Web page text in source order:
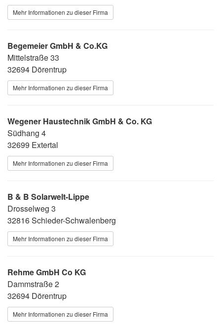
Mehr Informationen zu dieser Firma
Begemeier GmbH & Co.KG
Mittelstraße 33
32694 Dörentrup
Mehr Informationen zu dieser Firma
Wegener Haustechnik GmbH & Co. KG
Südhang 4
32699 Extertal
Mehr Informationen zu dieser Firma
B & B Solarwelt-Lippe
Drosselweg 3
32816 Schieder-Schwalenberg
Mehr Informationen zu dieser Firma
Rehme GmbH Co KG
Dammstraße 2
32694 Dörentrup
Mehr Informationen zu dieser Firma